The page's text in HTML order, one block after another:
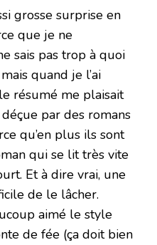
grosse surprise en
que je ne
sais pas trop à quoi
quand je l’ai
résumé me plaisait
par des romans
qu’en plus ils sont
qui se lit très vite
Et à dire vrai, une
de le lâcher.
aimé le style
de fée (ça doit bien